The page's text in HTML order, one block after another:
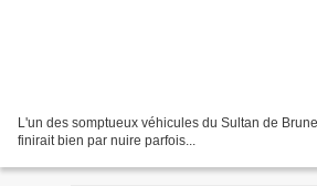
L'un des somptueux véhicules du Sultan de
finirait bien par nuire parfois...